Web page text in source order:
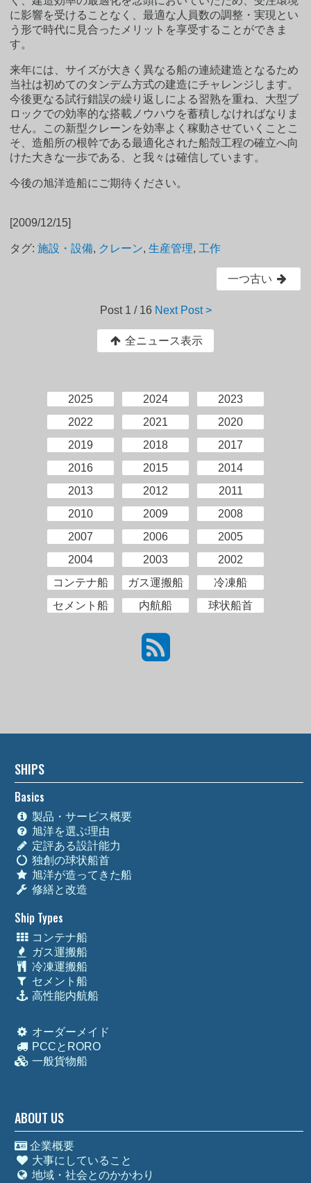
に影響を受けることなく、最適な人員数の調整・実現とい
う形で時代に見合ったメリットを享受することができま
す。
来年には、サイズが大きく異なる船の連続建造となるため
当社は初めてのタンデム方式の建造にチャレンジします。
今後更なる試行錯誤の繰り返しによる習熟を重ね、大型ブ
ロックでの効率的な搭載ノウハウを蓄積しなければなりま
せん。この新型クレーンを効率よく稼動させていくことこ
そ、造船所の根幹である最適化された船殻工程の確立へ向
けた大きな一歩である、と我々は確信しています。
今後の旭洋造船にご期待ください。
[2009/12/15]
タグ:施設・設備, クレーン,生産管理, 工作
一つ古い
Post 1 / 16 Next Post >
全ニュース表示
2025 2024
2023
2022
2021
2020
2019
2018
2017
2016
2015
2014
2013
2012
2011
2010
2009
2008
2007
2006
2005
2004
2003
2002
コンテナ船
ガス運搬船
冷凍船
セメント船
内航船 球状船首
SHIPS
Basics
製品・サービス概要
旭洋を選ぶ理由
定評ある設計能力
独創の球状船首
旭洋が造ってきた船
修繕と改造
Ship Types
コンテナ船
ガス運搬船
冷凍運搬船
セメント船
高性能内航船
オーダーメイド
PCCとRORO
一般貨物船
ABOUT US
企業概要
大事にしていること
地域・社会とのかかわり